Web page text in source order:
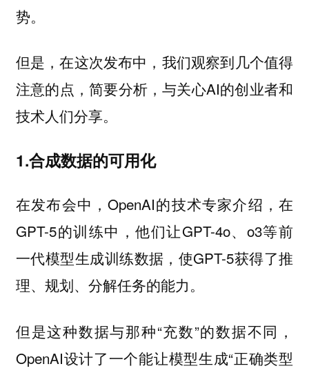
势。
但是，在这次发布中，我们观察到几个值得
注意的点，简要分析，与关心AI的创业者和
技术人们分享。
1.合成数据的可用化
在发布会中，OpenAI的技术专家介绍，在
GPT-5的训练中，他们让GPT-4o、o3等前
一代模型生成训练数据，使GPT-5获得了推
理、规划、分解任务的能力。
但是这种数据与那种“充数”的数据不同，
OpenAI设计了一个能让模型生成“正确类型